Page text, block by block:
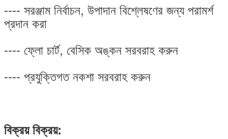
---- সরঞ্জাম নির্বাচন, উপাদান বিশ্লেষণের জন্য পরামর্শ
প্রদান করা
---- ফ্লো চার্ট, বেসিক অঙ্কন সরবরাহ করুন
---- প্রযুক্তিগত নকশা সরবরাহ করুন
বিক্রয় বিক্রয়: